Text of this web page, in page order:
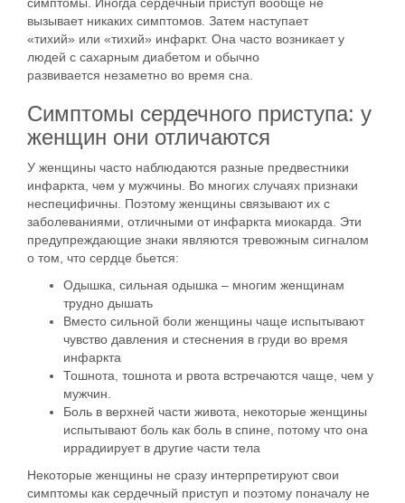
симптомы. Иногда сердечный приступ вообще не
вызывает никаких симптомов. Затем наступает
«тихий» или «тихий» инфаркт. Она часто возникает у
людей с сахарным диабетом и обычно
развивается незаметно во время сна.
Симптомы сердечного приступа: у
женщин они отличаются
У женщины часто наблюдаются разные предвестники
инфаркта, чем у мужчины. Во многих случаях признаки
неспецифичны. Поэтому женщины связывают их с
заболеваниями, отличными от инфаркта миокарда. Эти
предупреждающие знаки являются тревожным сигналом
о том, что сердце бьется:
Одышка, сильная одышка – многим женщинам
трудно дышать
Вместо сильной боли женщины чаще испытывают
чувство давления и стеснения в груди во время
инфаркта
Тошнота, тошнота и рвота встречаются чаще, чем у
мужчин.
Боль в верхней части живота, некоторые женщины
испытывают боль как боль в спине, потому что она
иррадиирует в другие части тела
Некоторые женщины не сразу интерпретируют свои
симптомы как сердечный приступ и поэтому поначалу не